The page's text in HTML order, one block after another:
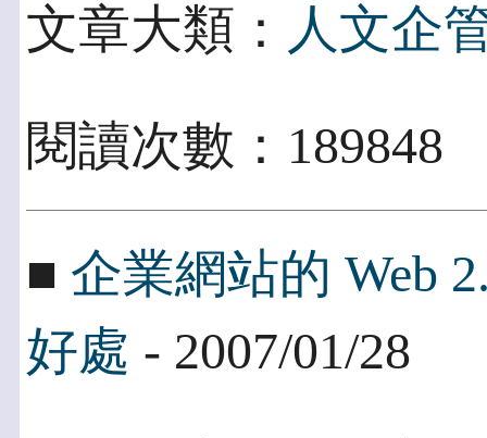
文章大類： 人文企
閱讀次數：
■ 企業網站的 Web
好處 - 2007/01/28